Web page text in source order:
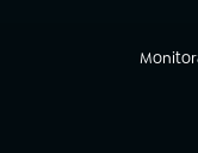
(abre